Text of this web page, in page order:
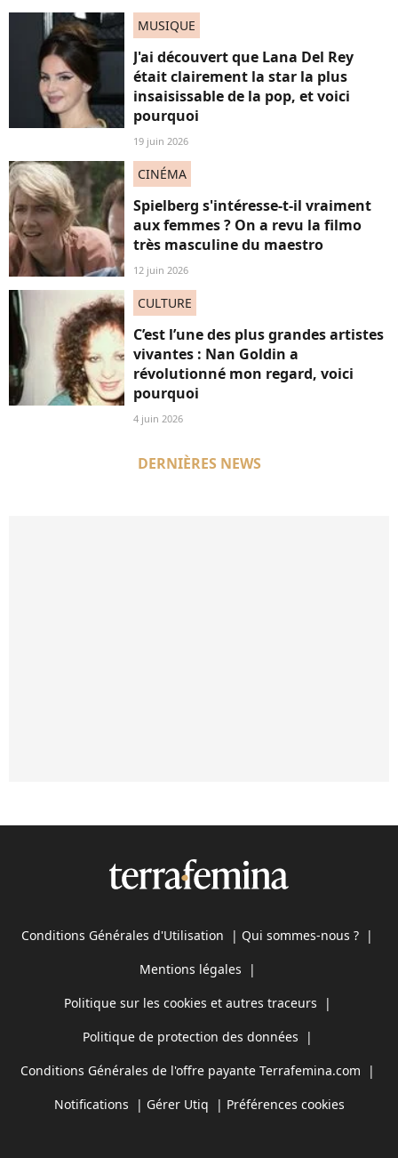
MUSIQUE
J'ai découvert que Lana Del Rey
était clairement la star la plus
insaisissable de la pop, et voici
pourquoi
19 juin 2026
CINÉMA
Spielberg s'intéresse-t-il vraiment
aux femmes ? On a revu la filmo
très masculine du maestro
12 juin 2026
CULTURE
C’est l’une des plus grandes artistes
vivantes : Nan Goldin a
révolutionné mon regard, voici
pourquoi
4 juin 2026
DERNIÈRES NEWS
Conditions Générales d'Utilisation | Qui sommes-nous ? |
Mentions légales |
Politique sur les cookies et autres traceurs |
Politique de protection des données |
Conditions Générales de l'offre payante Terrafemina.com |
Notifications | Gérer Utiq | Préférences cookies